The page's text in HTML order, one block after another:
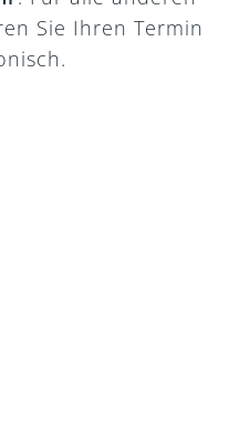
Sie Ihren Termin